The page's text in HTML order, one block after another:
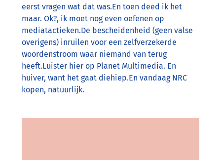
eerst vragen wat dat was.En toen deed ik het
maar. Ok?, ik moet nog even oefenen op
mediatactieken.De bescheidenheid (geen valse
overigens) inruilen voor een zelfverzekerde
woordenstroom waar niemand van terug
heeft.Luister hier op Planet Multimedia. En
huiver, want het gaat diehiep.En vandaag NRC
kopen, natuurlijk.